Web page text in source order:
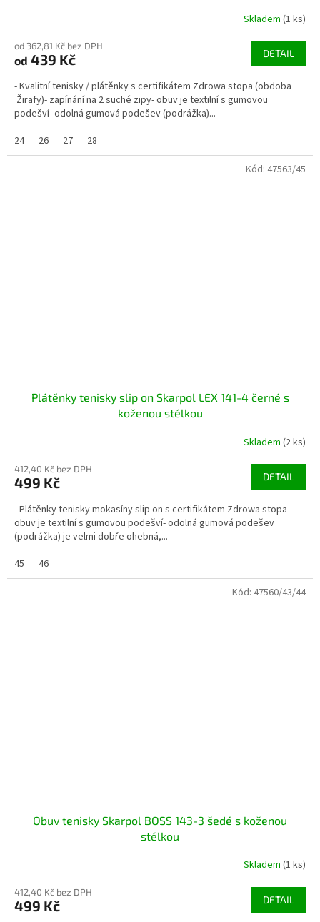
Skladem (1 ks)
od 362,81 Kč bez DPH
od 439 Kč DETAIL
- Kvalitní tenisky / plátěnky s certifikátem Zdrowa stopa (obdoba
Žirafy)- zapínání na 2 suché zipy- obuv je textilní s gumovou
podešví- odolná gumová podešev (podrážka)...
24
26 27 28
Plátěnky tenisky slip on Skarpol LEX 141-4 černé s
koženou stélkou
Skladem (2 ks)
412,40 Kč bez DPH
499 Kč DETAIL
- Plátěnky tenisky mokasíny slip on s certifikátem Zdrowa stopa -
obuv je textilní s gumovou podešví- odolná gumová podešev
(podrážka) je velmi dobře ohebná,...
45
46
Kód: 47563/45
Obuv tenisky Skarpol BOSS 143-3 šedé s koženou
stélkou
Skladem (1 ks)
412,40 Kč bez DPH
499 Kč DETAIL
Kód: 47560/43/44